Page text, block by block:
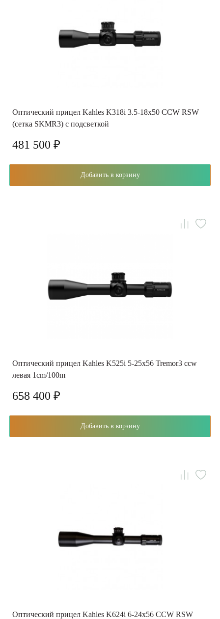
Оптический прицел Kahles K318i 3.5-18x50 СCW RSW
(сетка SKMR3) с подсветкой
481 500 ₽
Добавить в корзину
Оптический прицел Kahles K525i 5-25x56 Tremor3 ccw
левая 1cm/100m
658 400 ₽
Добавить в корзину
Оптический прицел Kahles K624i 6-24x56 CCW RSW